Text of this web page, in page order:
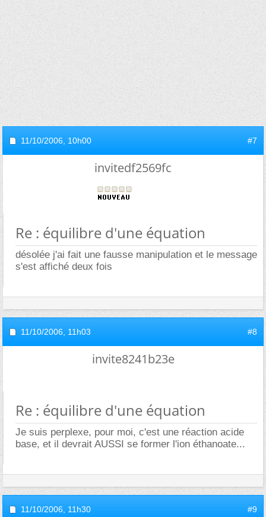
11/10/2006, 10h00 #7
invitedf2569fc
Re : équilibre d'une équation
désolée j'ai fait une fausse manipulation et le message
s'est affiché deux fois
11/10/2006, 11h03 #8
invite8241b23e
Re : équilibre d'une équation
Je suis perplexe, pour moi, c'est une réaction acide
base, et il devrait AUSSI se former l'ion éthanoate...
11/10/2006, 11h30 #9